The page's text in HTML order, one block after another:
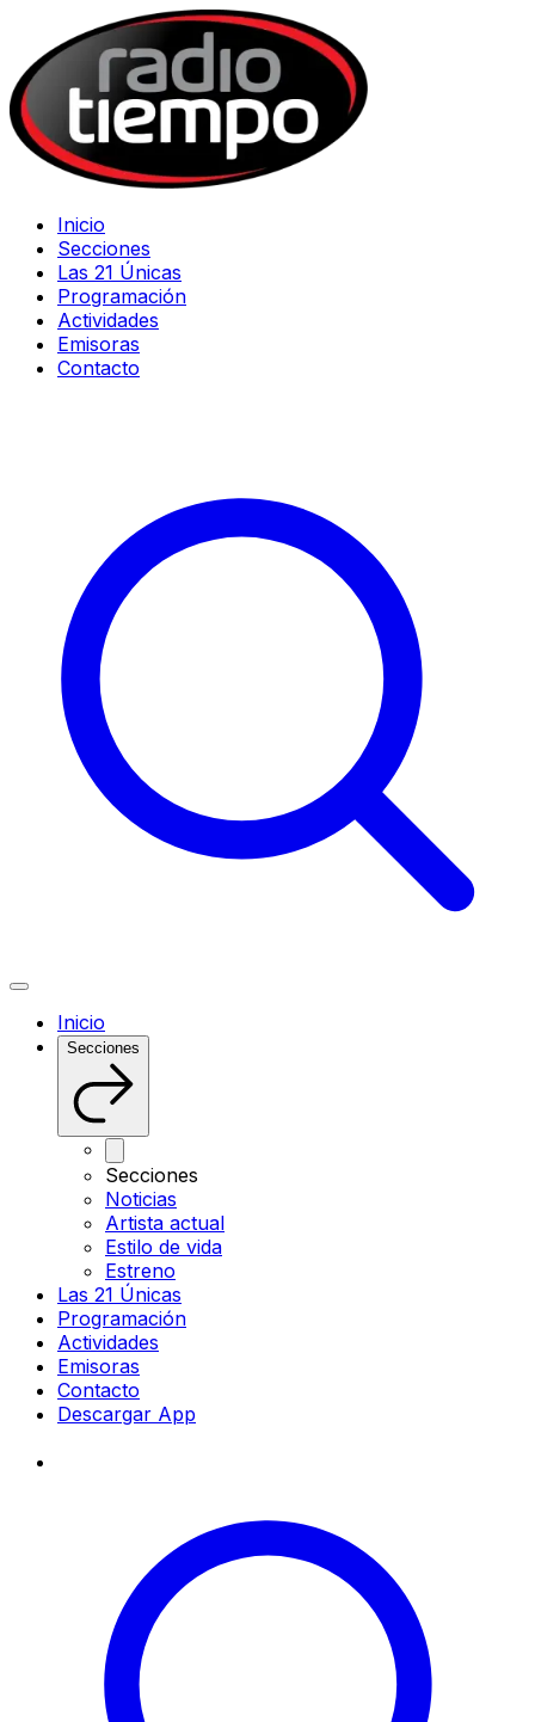
Inicio
Secciones
Las 21 Únicas
Programación
Actividades
Emisoras
Contacto
Inicio
Secciones
Secciones
Noticias
Artista actual
Estilo de vida
Estreno
Las 21 Únicas
Programación
Actividades
Emisoras
Contacto
Descargar App